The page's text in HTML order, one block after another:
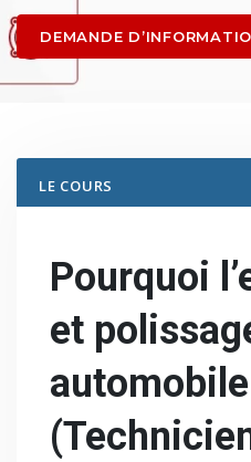
DEMANDE
LE COURS
Pourquoi
et
automobile